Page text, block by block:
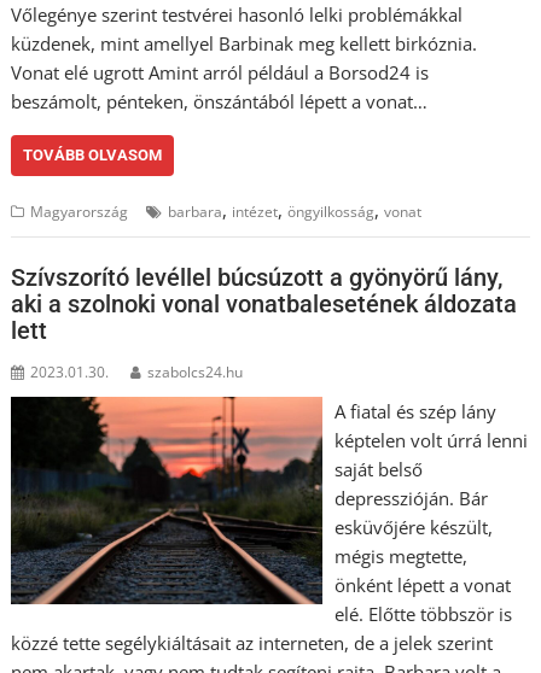
Vőlegénye szerint testvérei hasonló lelki problémákkal
küzdenek, mint amellyel Barbinak meg kellett birkóznia.
Vonat elé ugrott Amint arról például a Borsod24 is
beszámolt, pénteken, önszántából lépett a vonat…
TOVÁBB OLVASOM
Magyarország barbara, intézet,öngyilkosság,vonat
Szívszorító levéllel búcsúzott a gyönyörű lány,
aki a szolnoki vonal vonatbalesetének áldozata
lett
2023.01.30. szabolcs24.hu
A fiatal és szép lány
képtelen volt úrrá lenni
saját belső
depresszióján. Bár
esküvőjére készült,
mégis megtette,
önként lépett a vonat
elé. Előtte többször is
közzé tette segélykiáltásait az interneten, de a jelek szerint